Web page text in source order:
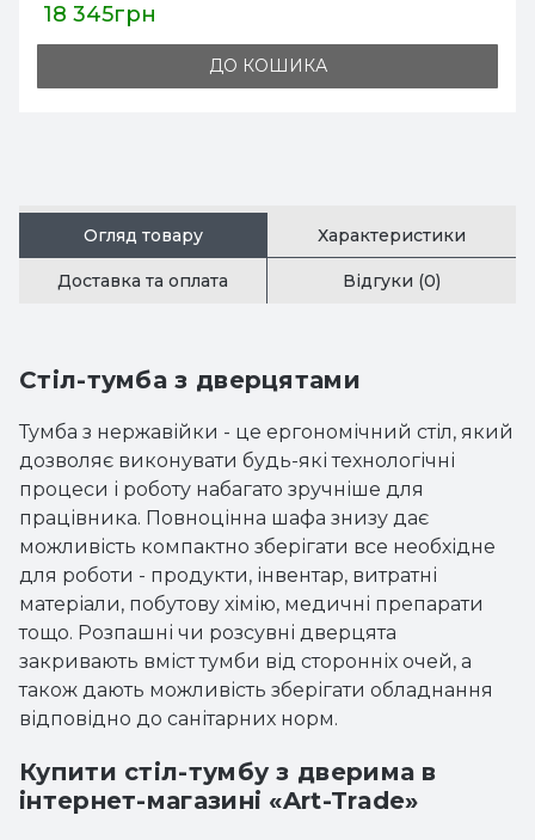
21 490грн
ДО КОШИКА
Огляд товару Характеристики
Доставка та оплата Відгуки (0)
Стіл-тумба з дверцятами
Тумба з нержавійки - це ергономічний стіл, який
дозволяє виконувати будь-які технологічні
процеси і роботу набагато зручніше для
працівника. Повноцінна шафа знизу дає
можливість компактно зберігати все необхідне
для роботи - продукти, інвентар, витратні
матеріали, побутову хімію, медичні препарати
тощо. Розпашні чи розсувні дверцята
закривають вміст тумби від сторонніх очей, а
також дають можливість зберігати обладнання
відповідно до санітарних норм.
Купити стіл-тумбу з дверима в
інтернет-магазині «Art-Trade»